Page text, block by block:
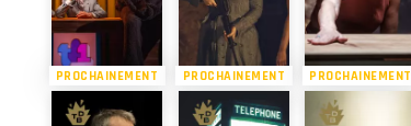
PROCHAINEMENT PROCHAINEMENT PROCHAINEMENT